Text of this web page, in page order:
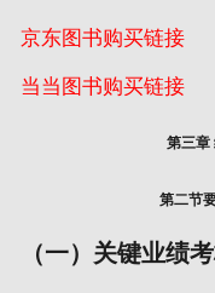
京东图书购买链接
当当图书购买链接
第三章
第二节
（一）关键业绩